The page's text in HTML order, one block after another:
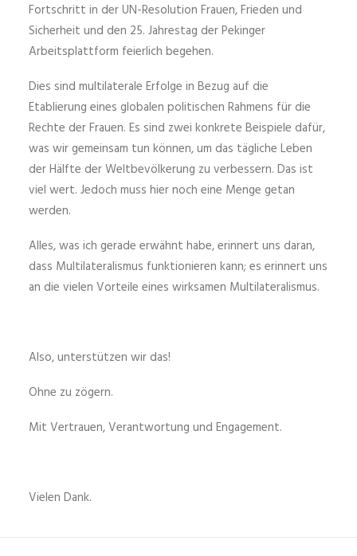
Fortschritt in der UN-Resolution Frauen, Frieden und
Sicherheit und den 25. Jahrestag der Pekinger
Arbeitsplattform feierlich begehen.
Dies sind multilaterale Erfolge in Bezug auf die
Etablierung eines globalen politischen Rahmens für die
Rechte der Frauen. Es sind zwei konkrete Beispiele dafür,
was wir gemeinsam tun können, um das tägliche Leben
der Hälfte der Weltbevölkerung zu verbessern. Das ist
viel wert. Jedoch muss hier noch eine Menge getan
werden.
Alles, was ich gerade erwähnt habe, erinnert uns daran,
dass Multilateralismus funktionieren kann; es erinnert uns
an die vielen Vorteile eines wirksamen Multilateralismus.
Also, unterstützen wir das!
Ohne zu zögern.
Mit Vertrauen, Verantwortung und Engagement.
Vielen Dank.